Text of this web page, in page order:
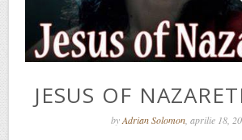
JESUS OF
byAdrian Solomon , aprilie 18,